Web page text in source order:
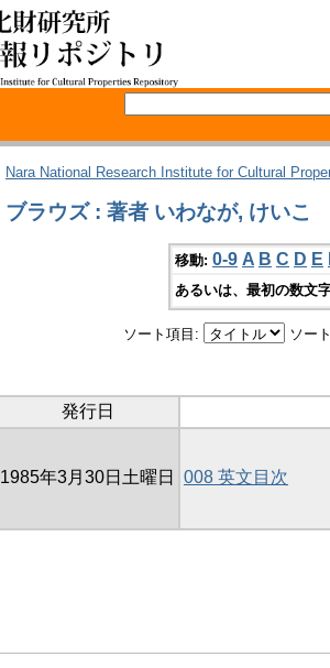
Nara National Research Institute for Cultural
ブラウズ : 著者 いわなが, けいこ
移動: 0-9 A B C D E
あるいは、最初の数文
ソート項目: ソー
発行日
1985年3月30日土曜日 008 英文目次